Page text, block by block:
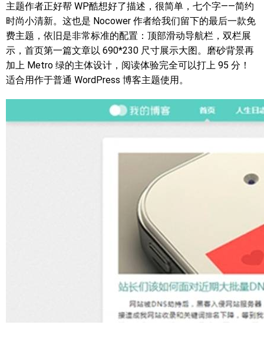
主题作者正好帮 WP酷想好了描述，很简单，七个字——简约
时尚小清新。这也是 Nocower 作者给我们留下的最后一款免
费主题，依旧是非常标准的配置：顶部滑动导航栏，双栏展
示，首页第一篇文章以 690*230 尺寸展示大图。磨砂背景再
加上 Metro 绿的主体设计，阅读体验完全可以打上 95 分！
适合用作于普通 WordPress 博客主题使用。